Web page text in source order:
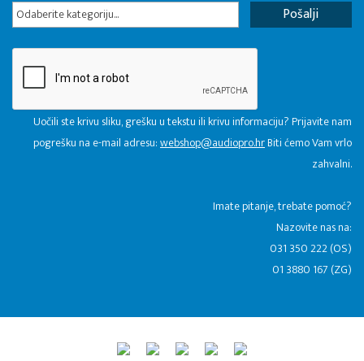
Odaberite kategoriju...
Uočili ste krivu sliku, grešku u tekstu ili krivu informaciju? Prijavite nam
pogrešku na e-mail adresu:webshop@audiopro.hrBiti ćemo Vam vrlo
zahvalni.
​Imate pitanje, trebate pomoć?
Nazovite nas na:
031 350 222 (OS)
01 3880 167 (ZG)